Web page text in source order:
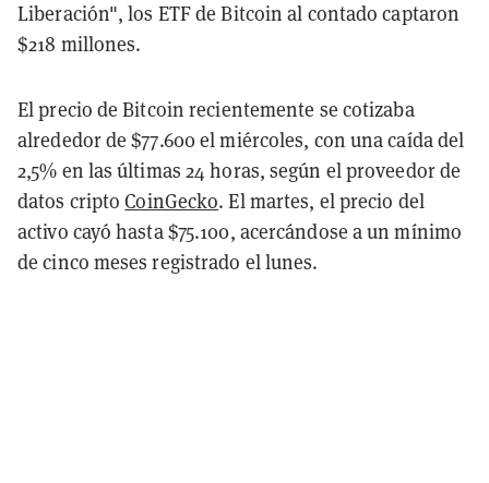
Liberación", los ETF de Bitcoin al contado captaron
$218 millones.
El precio de Bitcoin recientemente se cotizaba
alrededor de $77.600 el miércoles, con una caída del
2,5% en las últimas 24 horas, según el proveedor de
datos criptoCoinGecko. El martes, el precio del
activo cayó hasta $75.100, acercándose a un mínimo
de cinco meses registrado el lunes.